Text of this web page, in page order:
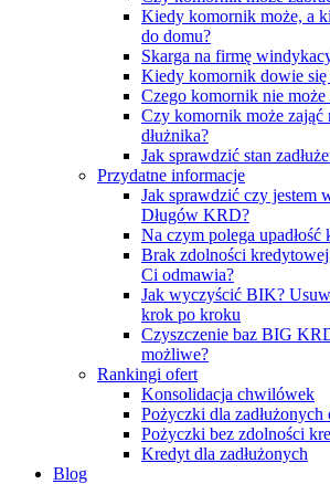
Kiedy komornik może, a
do domu?
Skarga na firmę
Kiedy komornik dowie się
Czego komornik nie może
Czy komornik może zająć
dłużnika?
Jak sprawdzić stan
Przydatne informacje
Jak sprawdzić czy jestem
Długów KRD?
Na czym polega upadłość
Brak zdolności
Ci odmawia?
Jak wyczyścić BIK?
krok po kroku
Czyszczenie baz BIG
możliwe?
Rankingi ofert
Konsolidacja chwilówek
Pożyczki dla zadłużonych
Pożyczki bez zdolności
Kredyt dla zadłużonych
Blog